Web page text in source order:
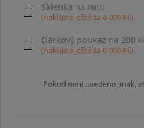
Sklenka na rum
(nakupte ještě za 4 000Kč)
Dárkový poukaz na 200
(nakupte ještě za 6 000Kč)
Pokud není uvedeno jinak,